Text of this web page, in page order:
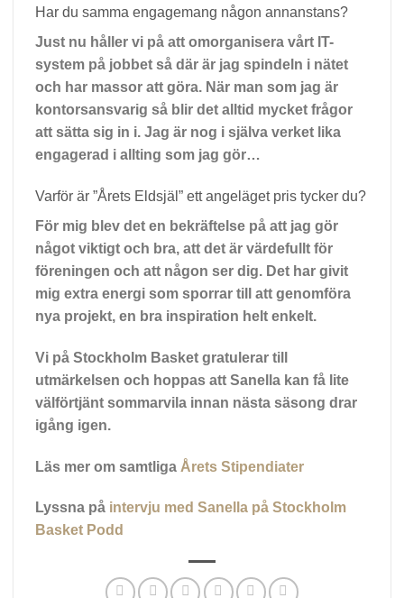
Har du samma engagemang någon annanstans?
Just nu håller vi på att omorganisera vårt IT-
system på jobbet så där är jag spindeln i nätet
och har massor att göra. När man som jag är
kontorsansvarig så blir det alltid mycket frågor
att sätta sig in i. Jag är nog i själva verket lika
engagerad i allting som jag gör…
Varför är ”Årets Eldsjäl” ett angeläget pris tycker du?
För mig blev det en bekräftelse på att jag gör
något viktigt och bra, att det är värdefullt för
föreningen och att någon ser dig. Det har givit
mig extra energi som sporrar till att genomföra
nya projekt, en bra inspiration helt enkelt.
Vi på Stockholm Basket gratulerar till
utmärkelsen och hoppas att Sanella kan få lite
välförtjänt sommarvila innan nästa säsong drar
igång igen.
Läs mer om samtliga Årets Stipendiater
Lyssna på intervju med Sanella på Stockholm
Basket Podd